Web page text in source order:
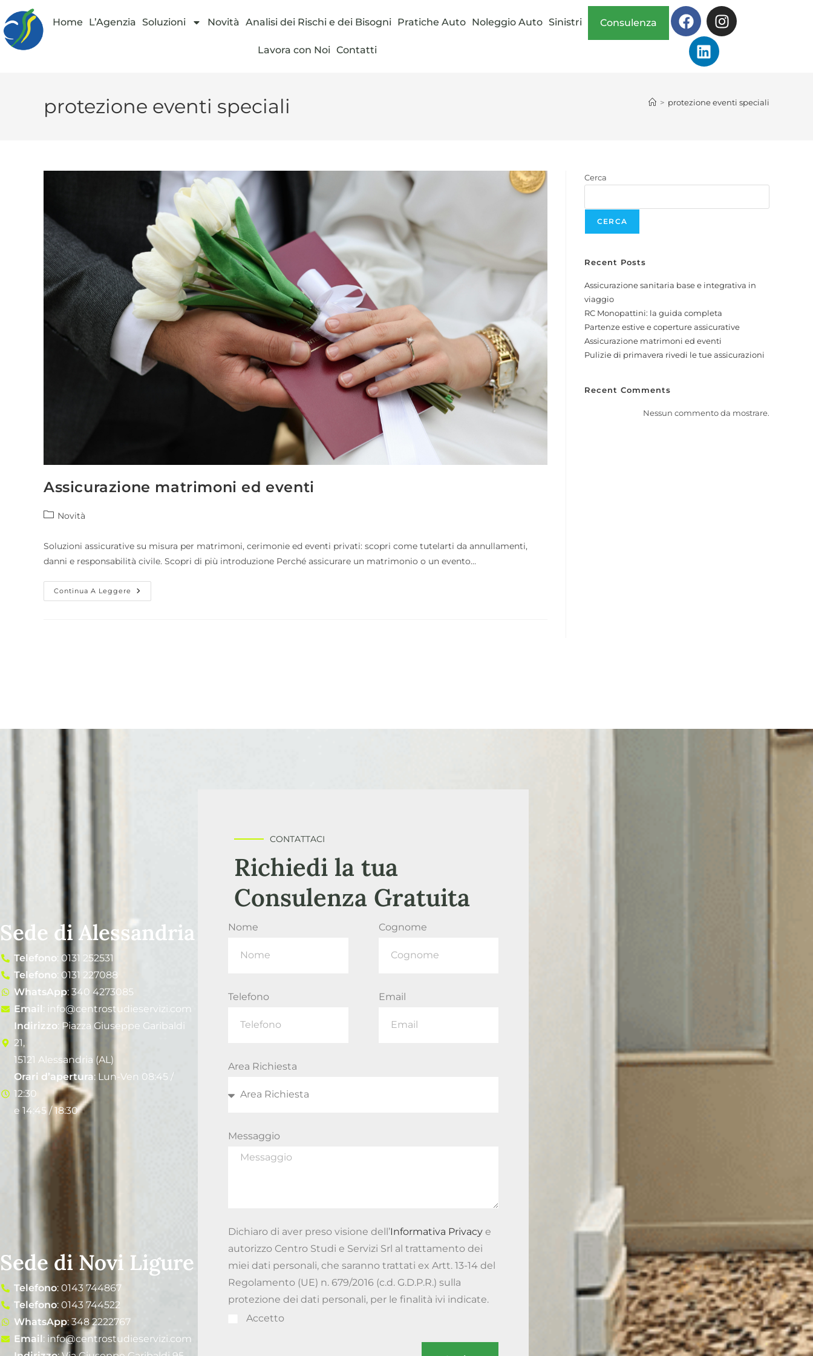
Home L’Agenzia Soluzioni Novità Analisi dei Rischi e dei Bisogni Pratiche Auto Noleggio Auto Sinistri
Lavora con Noi Contatti
Consulenza
protezione eventi speciali > protezione eventi speciali
Assicurazione matrimoni ed eventi
Novità
Soluzioni assicurative su misura per matrimoni, cerimonie ed eventi privati: scopri come tutelarti da annullamenti,
danni e responsabilità civile. Scopri di più introduzione Perché assicurare un matrimonio o un evento…
Continua A Leggere
Cerca
CERCA
Recent Posts
Assicurazione sanitaria base e integrativa in
viaggio
RC Monopattini: la guida completa
Partenze estive e coperture assicurative
Assicurazione matrimoni ed eventi
Pulizie di primavera rivedi le tue assicurazioni
Recent Comments
Nessun commento da mostrare.
Sede di Alessandria
Telefono: 0131 252531
Telefono: 0131 227088
WhatsApp: 340 4273085
Email: info@centrostudieservizi.com
Indirizzo: Piazza Giuseppe Garibaldi
21,
15121 Alessandria (AL)
Orari d’apertura: Lun-Ven 08:45 /
12:30
e 14:45 / 18:30
Sede di Novi Ligure
Telefono: 0143 744867
Telefono: 0143 744522
WhatsApp: 348 2222767
Email: info@centrostudieservizi.com
CONTATTACI
Richiedi la tua
Consulenza Gratuita
Nome Cognome
Telefono Email
Area Richiesta
Messaggio
Dichiaro di aver preso visione dell’Informativa Privacy e
autorizzo Centro Studi e Servizi Srl al trattamento dei
miei dati personali, che saranno trattati ex Artt. 13-14 del
Regolamento (UE) n. 679/2016 (c.d. G.D.P.R.) sulla
protezione dei dati personali, per le finalità ivi indicate.
Accetto